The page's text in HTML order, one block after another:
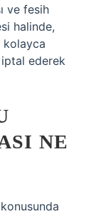
ve fesih
halinde,
kolayca
ederek
NE